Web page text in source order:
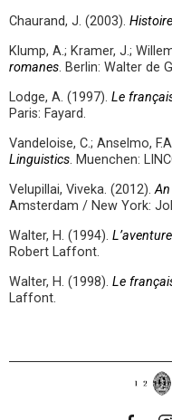
Chaurand, J. (2003).
Klump, A.; Kramer, J.;
romanes. Berlin: Walter de
Lodge, A. (1997). Le
Paris: Fayard.
Vandeloise, C.; Anselmo,
Linguistics. Muenchen:
Velupillai, Viveka. (2012).
Amsterdam / New York:
Walter, H. (1994).
Robert Laffont.
Walter, H. (1998). Le
Laffont.